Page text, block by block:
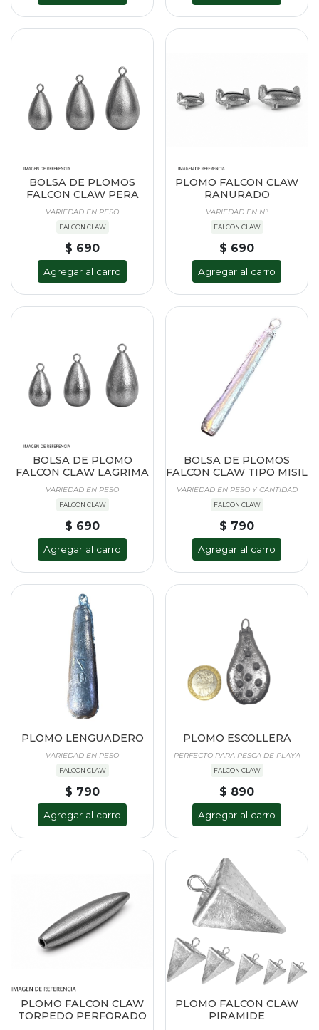
BOLSA DE PLOMOS
FALCON CLAW PERA
VARIEDAD EN PESO
FALCON CLAW
$ 690
Agregar al carro
PLOMO FALCON CLAW
RANURADO
VARIEDAD EN N°
FALCON CLAW
$ 690
Agregar al carro
BOLSA DE PLOMO
FALCON CLAW LAGRIMA
VARIEDAD EN PESO
FALCON CLAW
$ 690
Agregar al carro
BOLSA DE PLOMOS
FALCON CLAW TIPO MISIL
VARIEDAD EN PESO Y CANTIDAD
FALCON CLAW
$ 790
Agregar al carro
PLOMO LENGUADERO
VARIEDAD EN PESO
FALCON CLAW
$ 790
Agregar al carro
PLOMO ESCOLLERA
PERFECTO PARA PESCA DE PLAYA
FALCON CLAW
$ 890
Agregar al carro
PLOMO FALCON CLAW
TORPEDO PERFORADO
PLOMO FALCON CLAW
PIRAMIDE